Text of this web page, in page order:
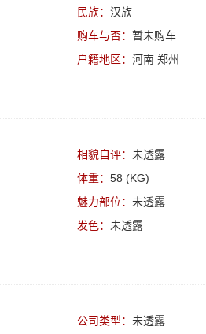
民族： 汉族
购车与否： 暂未购车
户籍地区： 河南 郑州
相貌自评： 未透露
体重： 58 (KG)
魅力部位： 未透露
发色： 未透露
公司类型： 未透露